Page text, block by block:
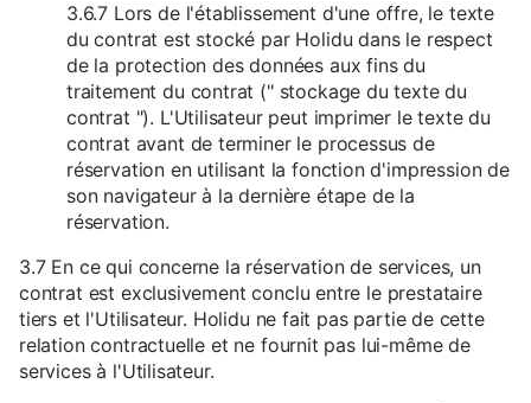
3.6.7 Lors de l'établissement d'une offre, le texte
du contrat est stocké par Holidu dans le respect
de la protection des données aux fins du
traitement du contrat (" stockage du texte du
contrat "). L'Utilisateur peut imprimer le texte du
contrat avant de terminer le processus de
réservation en utilisant la fonction d'impression de
son navigateur à la dernière étape de la
réservation.
3.7 En ce qui concerne la réservation de services, un
contrat est exclusivement conclu entre le prestataire
tiers et l'Utilisateur. Holidu ne fait pas partie de cette
relation contractuelle et ne fournit pas lui-même de
services à l'Utilisateur.